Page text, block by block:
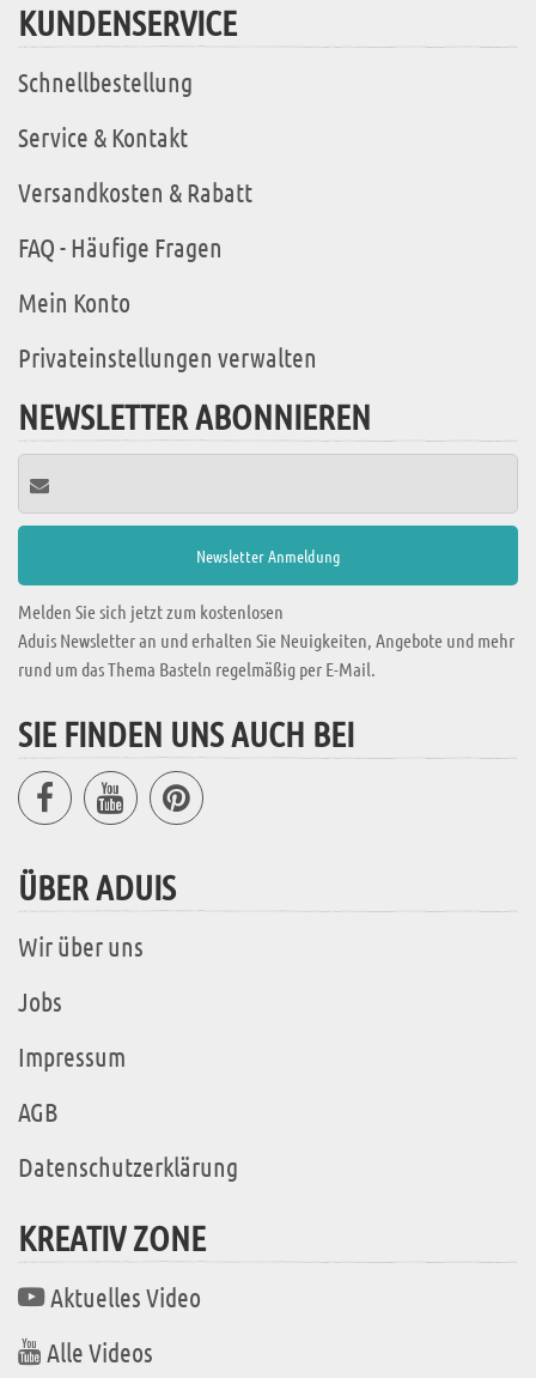
KUNDENSERVICE
Schnellbestellung
Service & Kontakt
Versandkosten & Rabatt
FAQ - Häufige Fragen
Mein Konto
Privateinstellungen verwalten
NEWSLETTER ABONNIEREN
Melden Sie sich jetzt zum kostenlosen
Aduis Newsletter an und erhalten Sie Neuigkeiten, Angebote und mehr
rund um das Thema Basteln regelmäßig per E-Mail.
SIE FINDEN UNS AUCH BEI
ÜBER ADUIS
Wir über uns
Jobs
Impressum
AGB
Datenschutzerklärung
KREATIV ZONE
Aktuelles Video
Alle Videos